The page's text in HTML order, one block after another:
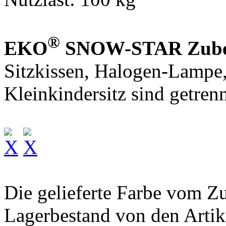
EKO® SNOW-STAR
Sitzkissen, Halogen-
Kleinkindersitz sind
Die gelieferte Farbe vom
Lagerbestand von den